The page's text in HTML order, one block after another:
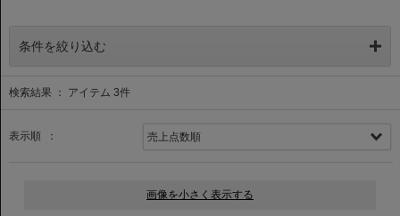
条件を絞り込む
検索結果 ： アイテム 3件
表示順 ：